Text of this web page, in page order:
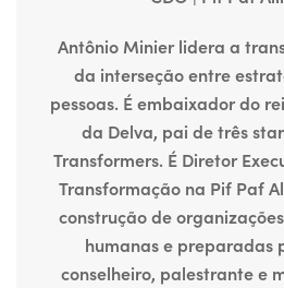
Antônio Minier lidera a
da interseção entre
pessoas. É embaixador do
da Delva, pai de três
Transformers. É Diretor
Transformação na Pif Paf
construção de
humanas e preparadas
conselheiro, palestrante e